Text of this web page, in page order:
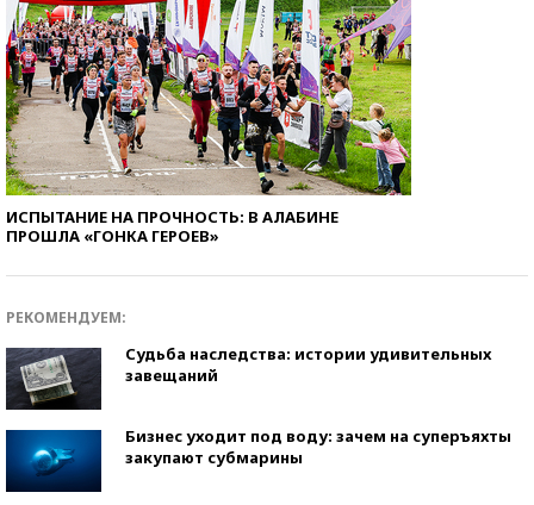
ИСПЫТАНИЕ НА ПРОЧНОСТЬ: В АЛАБИНЕ
ПРОШЛА «ГОНКА ГЕРОЕВ»
РЕКОМЕНДУЕМ:
Судьба наследства: истории удивительных
завещаний
Бизнес уходит под воду: зачем на суперъяхты
закупают субмарины